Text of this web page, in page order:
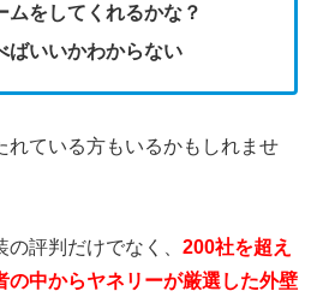
ムをしてくれるかな？
ばいいかわからない
れている方もいるかもしれませ
評判だけでなく、 200社を超え
の中からヤネリーが厳選した外壁